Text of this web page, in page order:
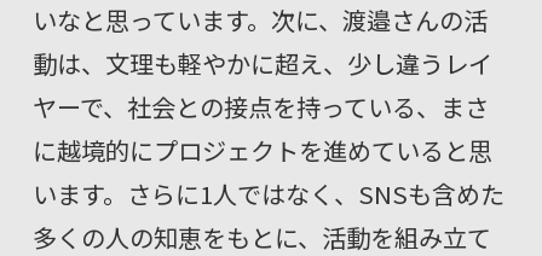
いなと思っています。次に、渡邉さんの活
動は、文理も軽やかに超え、少し違うレイ
ヤーで、社会との接点を持っている、まさ
に越境的にプロジェクトを進めていると思
います。さらに1人ではなく、SNSも含めた
多くの人の知恵をもとに、活動を組み立て